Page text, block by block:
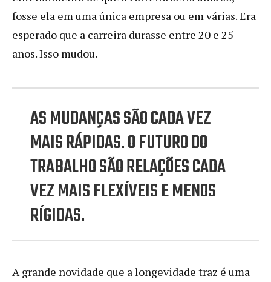
fosse ela em uma única empresa ou em várias. Era
esperado que a carreira durasse entre 20 e 25
anos. Isso mudou.
AS MUDANÇAS SÃO CADA VEZ
MAIS RÁPIDAS. O FUTURO DO
TRABALHO SÃO RELAÇÕES CADA
VEZ MAIS FLEXÍVEIS E MENOS
RÍGIDAS.
A grande novidade que a longevidade traz é uma